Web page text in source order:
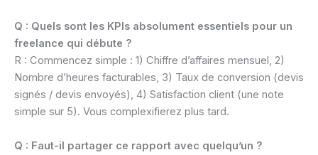
Q : Quels sont les KPIs absolument essentiels pour un
freelance qui débute ?
R : Commencez simple : 1) Chiffre d’affaires mensuel, 2)
Nombre d’heures facturables, 3) Taux de conversion (devis
signés / devis envoyés), 4) Satisfaction client (une note
simple sur 5). Vous complexifierez plus tard.
Q : Faut-il partager ce rapport avec quelqu’un ?